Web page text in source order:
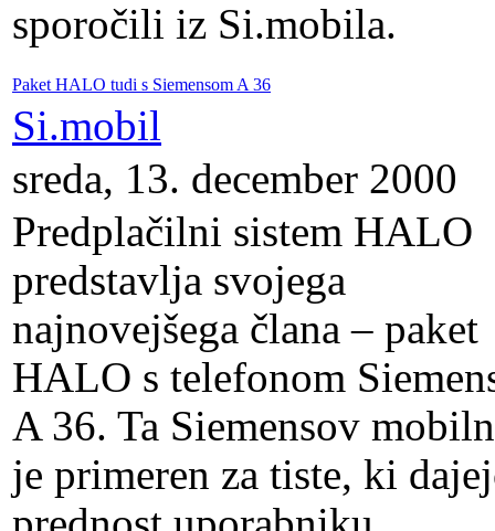
sporočili iz Si.mobila.
Paket HALO tudi s Siemensom A 36
Si.mobil
sreda, 13. december 2000
Predplačilni sistem HALO
predstavlja svojega
najnovejšega člana – paket
HALO s telefonom
A 36. Ta Siemensov
je primeren za tiste, ki